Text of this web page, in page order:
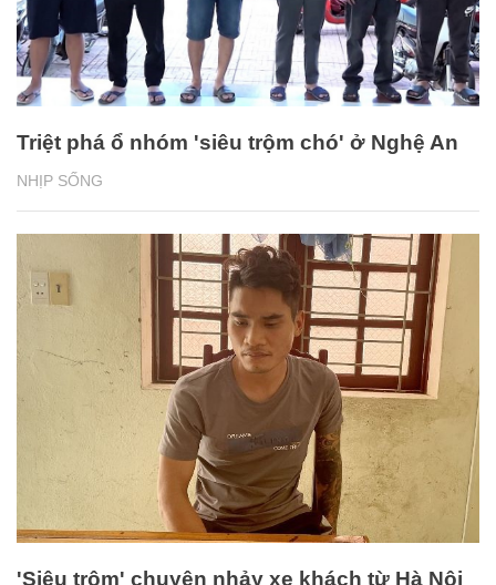
NHỊP SỐNG
Triệt phá ổ nhóm 'siêu trộm chó' ở Nghệ An
'Siêu trộm' chuyên nhảy xe khách từ Hà Nội